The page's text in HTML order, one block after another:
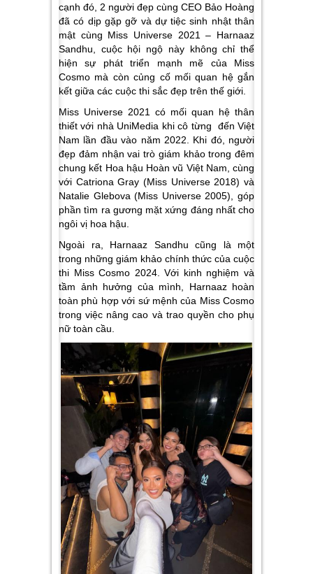
cạnh đó, 2 người đẹp cùng CEO Bảo Hoàng
đã có dịp gặp gỡ và dự tiệc sinh nhật thân
mật cùng Miss Universe 2021 – Harnaaz
Sandhu, cuộc hội ngộ này không chỉ thể
hiện sự phát triển mạnh mẽ của Miss
Cosmo mà còn củng cố mối quan hệ gắn
kết giữa các cuộc thi sắc đẹp trên thế giới.
Miss Universe 2021 có mối quan hệ thân
thiết với nhà UniMedia khi cô từng đến Việt
Nam lần đầu vào năm 2022. Khi đó, người
đẹp đảm nhận vai trò giám khảo trong đêm
chung kết Hoa hậu Hoàn vũ Việt Nam, cùng
với Catriona Gray (Miss Universe 2018) và
Natalie Glebova (Miss Universe 2005), góp
phần tìm ra gương mặt xứng đáng nhất cho
ngôi vị hoa hậu.
Ngoài ra, Harnaaz Sandhu cũng là một
trong những giám khảo chính thức của cuộc
thi Miss Cosmo 2024. Với kinh nghiệm và
tầm ảnh hưởng của mình, Harnaaz hoàn
toàn phù hợp với sứ mệnh của Miss Cosmo
trong việc nâng cao và trao quyền cho phụ
nữ toàn cầu.